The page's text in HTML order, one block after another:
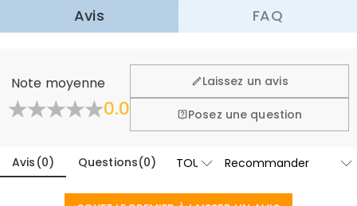
lors de vos achats, c'est pourquoi nous offrons une
politique de retour et d'échange facile de 60 jours.
En savoir plus
Avis FAQ
Note moyenne
0.0
Laissez un avis
Posez une question
Avis (0) Questions(0)